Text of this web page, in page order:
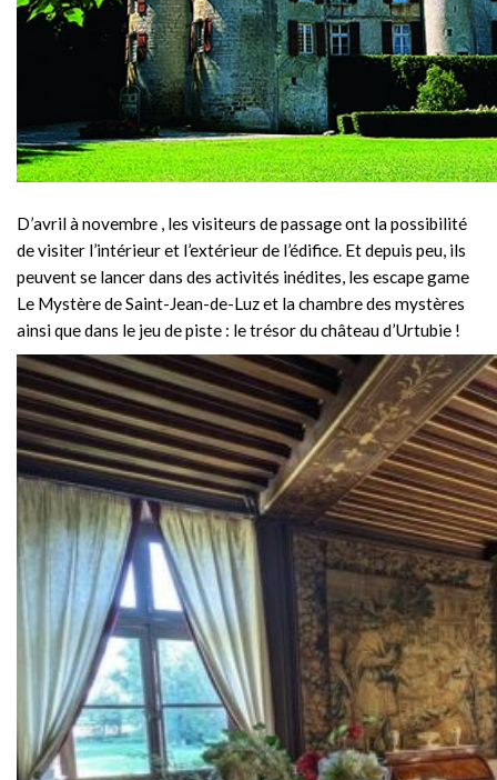
D’avril à novembre , les visiteurs de passage ont la possibilité
de visiter l’intérieur et l’extérieur de l’édifice. Et depuis peu, ils
peuvent se lancer dans des activités inédites, les escape game
Le Mystère de Saint-Jean-de-Luz et la chambre des mystères
ainsi que dans le jeu de piste : le trésor du château d’Urtubie !